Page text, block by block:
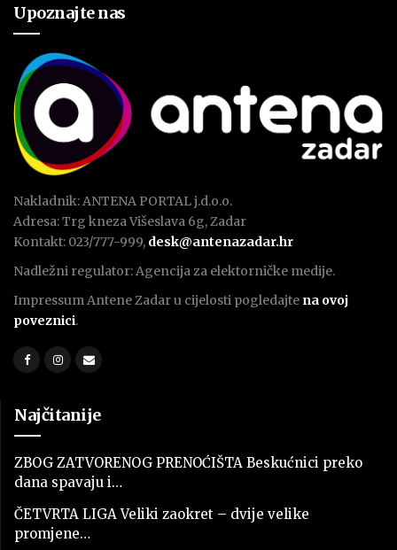
Upoznajte nas
Nakladnik: ANTENA PORTAL j.d.o.o.
Adresa: Trg kneza Višeslava 6g, Zadar
Kontakt: 023/777-999, desk@antenazadar.hr
Nadležni regulator: Agencija za elektorničke medije.
Impressum Antene Zadar u cijelosti pogledajte na ovoj
poveznici.
Najčitanije
ZBOG ZATVORENOG PRENOĆIŠTA Beskućnici preko
dana spavaju i…
ČETVRTA LIGA Veliki zaokret – dvije velike
promjene…